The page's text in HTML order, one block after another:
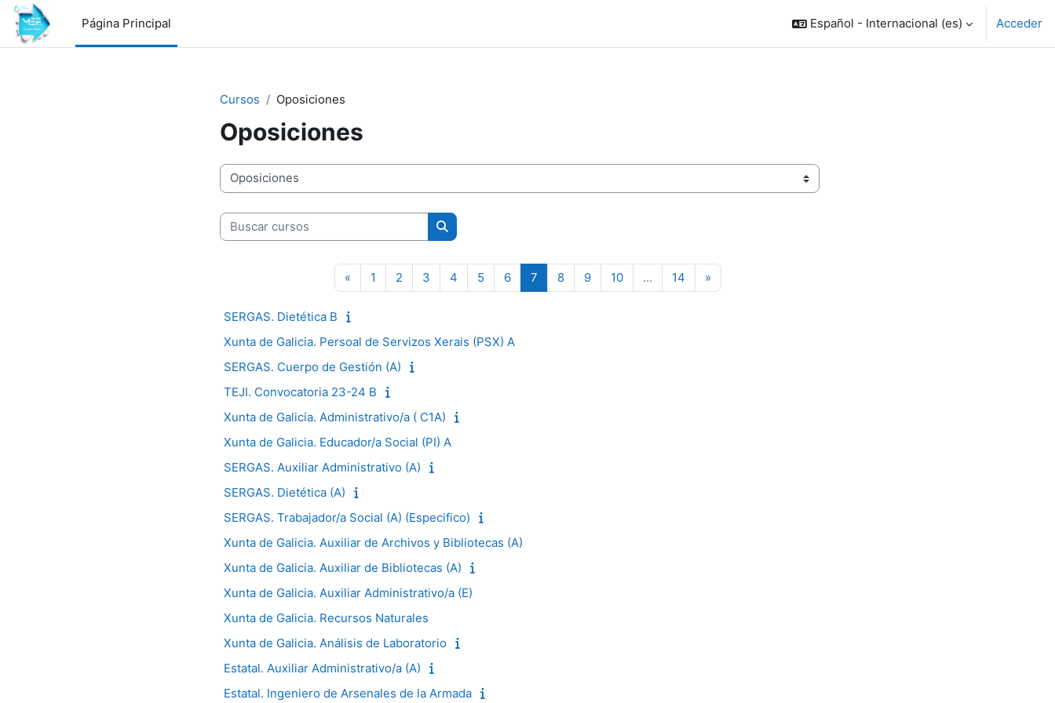
Salta al contenido principal
Página Principal
Español - Internacional ‎(es)‎ Acceder
Cursos Oposiciones
Oposiciones
Categorías
Buscar cursos
Buscar cursos
«Página anterior
1 Página 1
2Página 2
3Página 3
4Página 4
5Página 5
6Página 6
7Página 7
8Página 8
9Página 9
10Página 10
… 14Página 14
»Siguiente página
SERGAS. Dietética B
Xunta de Galicia. Persoal de Servizos Xerais (PSX) A
SERGAS. Cuerpo de Gestión (A)
TEJI. Convocatoria 23-24 B
Xunta de Galicia. Administrativo/a ( C1A)
Xunta de Galicia. Educador/a Social (PI) A
SERGAS. Auxiliar Administrativo (A)
SERGAS. Dietética (A)
SERGAS. Trabajador/a Social (A) (Especifico)
Xunta de Galicia. Auxiliar de Archivos y Bibliotecas (A)
Xunta de Galicia. Auxiliar de Bibliotecas (A)
Xunta de Galicia. Auxiliar Administrativo/a (E)
Xunta de Galicia. Recursos Naturales
Xunta de Galicia. Análisis de Laboratorio
Estatal. Auxiliar Administrativo/a (A)
Estatal. Ingeniero de Arsenales de la Armada